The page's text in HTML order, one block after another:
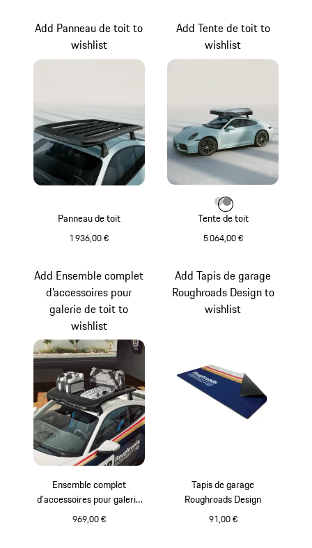
Panneau de toit
1 936,00 €
Add Panneau de toit to
wishlist
Tente de toit
5 064,00 €
Add Tente de toit to
wishlist
Couleur
Couleur
Couleur
Ensemble complet
d’accessoires pour galerie
de toit
969,00 €
Add Ensemble complet
d’accessoires pour
galerie de toit to
wishlist
Tapis de garage
Roughroads Design
91,00 €
Add Tapis de garage
Roughroads Design to
wishlist